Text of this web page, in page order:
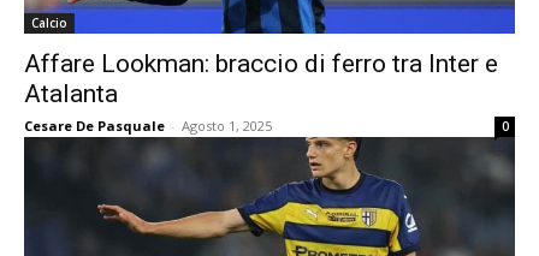
Calcio
Affare Lookman: braccio di ferro tra Inter e
Atalanta
Cesare De Pasquale - Agosto 1, 2025 0